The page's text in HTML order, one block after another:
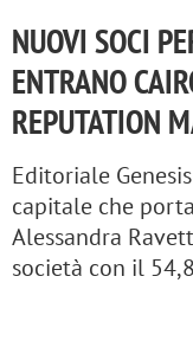
NUOVI SOCI
ENTRANO
REPUTATION
Editoriale
capitale che
Alessandra
società con il